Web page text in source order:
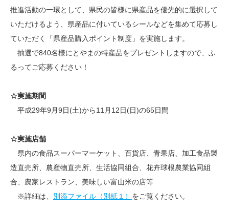
推進活動の一環として、県民の皆様に県産品を優先的に選択して
いただけるよう、県産品に付いているシールなどを集めて応募し
ていただく「県産品購入ポイント制度」を実施します。
抽選で840名様にとやまの特産品をプレゼントしますので、ふ
るってご応募ください！
☆実施期間
平成29年9月9日(土)から11月12日(日)の65日間
☆実施店舗
県内の食品スーパーマーケット、百貨店、青果店、加工食品製
造直売所、農産物直売所、生活協同組合、花卉球根農業協同組
合、農家レストラン、美味しい富山米の店等
※詳細は、 別添ファイル（別紙１） をご覧ください。